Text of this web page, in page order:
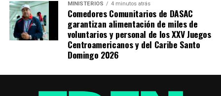
MINISTERIOS 4 minutos atrás
Comedores Comunitarios de DASAC
garantizan alimentación de miles de
voluntarios y personal de los XXV Juegos
Centroamericanos y del Caribe Santo
Domingo 2026